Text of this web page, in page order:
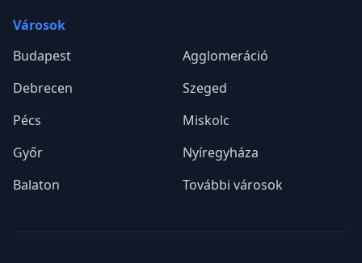
Városok
Budapest
Agglomeráció
Debrecen
Szeged
Pécs
Miskolc
Győr
Nyíregyháza
Balaton
További városok